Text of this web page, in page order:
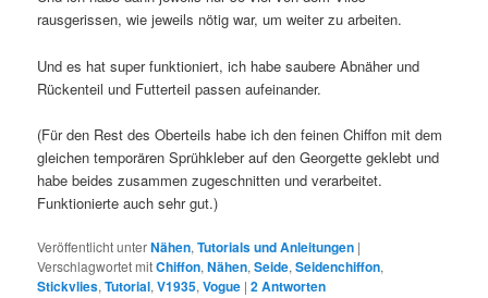
rausgerissen, wie jeweils nötig war, um weiter zu arbeiten.
Und es hat super funktioniert, ich habe saubere Abnäher und
Rückenteil und Futterteil passen aufeinander.
(Für den Rest des Oberteils habe ich den feinen Chiffon mit dem
gleichen temporären Sprühkleber auf den Georgette geklebt und
habe beides zusammen zugeschnitten und verarbeitet.
Funktionierte auch sehr gut.)
Veröffentlicht unterNähen,Tutorials und Anleitungen |
Verschlagwortet mitChiffon,Nähen,Seide,Seidenchiffon,
Stickvlies,Tutorial,V1935,Vogue |2Antworten